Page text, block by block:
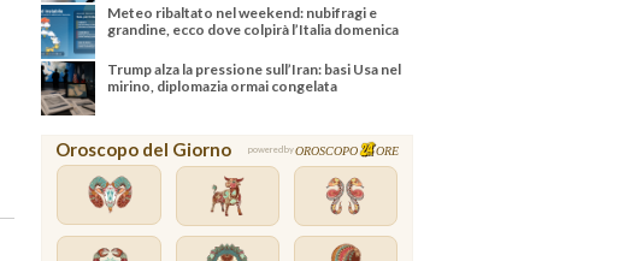
Meteo ribaltato nel weekend: nubifragi e
grandine, ecco dove colpirà l’Italia domenica
Trump alza la pressione sull’Iran: basi Usa nel
mirino, diplomazia ormai congelata
Oroscopo del Giorno powered byOROSCOPO ORE